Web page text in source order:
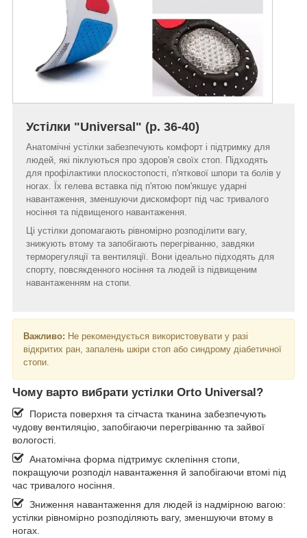
Устілки "Universal" (р. 36-40)
Анатомічні устілки забезпечують комфорт і підтримку для
людей, які піклуються про здоров'я своїх стоп. Підходять
для профілактики плоскостопості, п'яткової шпори та болів у
ногах. Їх гелева вставка під п'ятою пом'якшує ударні
навантаження, зменшуючи дискомфорт під час тривалого
носіння та підвищеного навантаження.
Ці устілки допомагають рівномірно розподілити вагу,
знижують втому та запобігають перегріванню, завдяки
терморегуляції та вентиляції. Вони ідеально підходять для
спорту, повсякденного носіння та людей із підвищеним
навантаженням на стопи.
Важливо: Не рекомендується використовувати у разі
відкритих ран, запалень шкіри стоп або синдрому діабетичної
стопи.
Чому варто вибрати устілки Orto Universal?
Пориста поверхня та сітчаста тканина забезпечують
чудову вентиляцію, запобігаючи перегріванню та зайвої
вологості.
Анатомічна форма підтримує склепіння стопи,
покращуючи розподіл навантаження й запобігаючи втомі під
час тривалого носіння.
Зниження навантаження для людей із надмірною вагою:
устілки рівномірно розподіляють вагу, зменшуючи втому в
ногах.